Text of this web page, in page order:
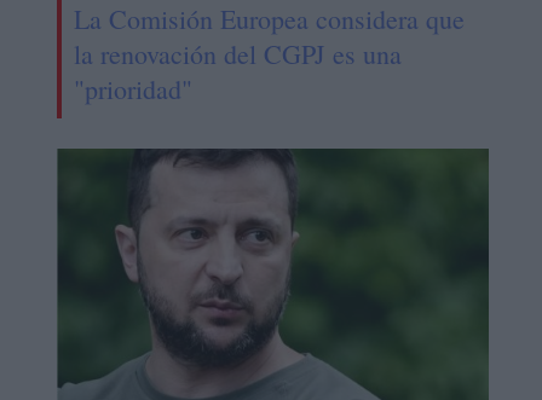
La Comisión Europea considera que
la renovación del CGPJ es una
"prioridad"